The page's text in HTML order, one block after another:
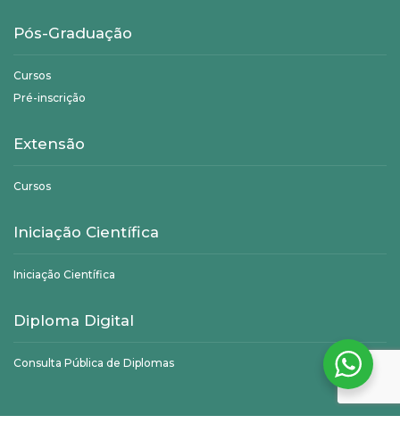
Pós-Graduação
Cursos
Pré-inscrição
Extensão
Cursos
Iniciação Científica
Iniciação Científica
Diploma Digital
Consulta Pública de Diplomas